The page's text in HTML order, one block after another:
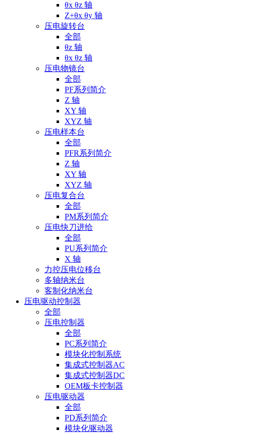
θx θz 轴
Z+θx θy 轴
压电旋转台
全部
θz 轴
θx θz 轴
压电物镜台
全部
PF系列简介
Z 轴
XY 轴
XYZ 轴
压电样本台
全部
PFR系列简介
Z 轴
XY 轴
XYZ 轴
压电复合台
全部
PM系列简介
压电快刀进给
全部
PU系列简介
X 轴
力控压电位移台
多轴纳米台
客制化纳米台
压电驱动控制器
全部
压电控制器
全部
PC系列简介
模块化控制系统
集成式控制器AC
集成式控制器DC
OEM板卡控制器
压电驱动器
全部
PD系列简介
模块化驱动器